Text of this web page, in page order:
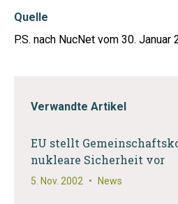
Quelle
P.S. nach NucNet vom 30. Januar
Verwandte Artikel
EU stellt
nukleare Sicherheit vor
5. Nov. 2002 • News